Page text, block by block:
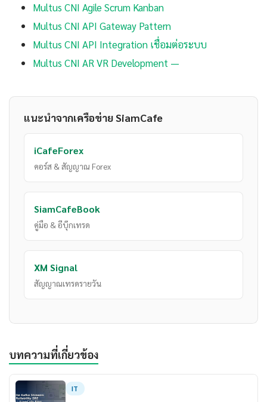
Multus CNI Agile Scrum Kanban
Multus CNI API Gateway Pattern
Multus CNI API Integration เชื่อมต่อระบบ
Multus CNI AR VR Development —
แนะนำจากเครือข่าย SiamCafe
iCafeForex
คอร์ส & สัญญาณ Forex
SiamCafeBook
คู่มือ & อีบุ๊กเทรด
XM Signal
สัญญาณเทรดรายวัน
บทความที่เกี่ยวข้อง
IT